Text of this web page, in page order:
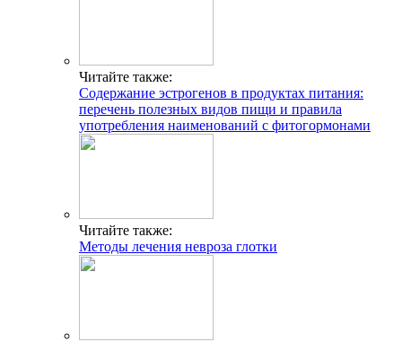
Читайте также:
Содержание эстрогенов в продуктах питания:
перечень полезных видов пищи и правила
употребления наименований с фитогормонами
Читайте также:
Методы лечения невроза глотки